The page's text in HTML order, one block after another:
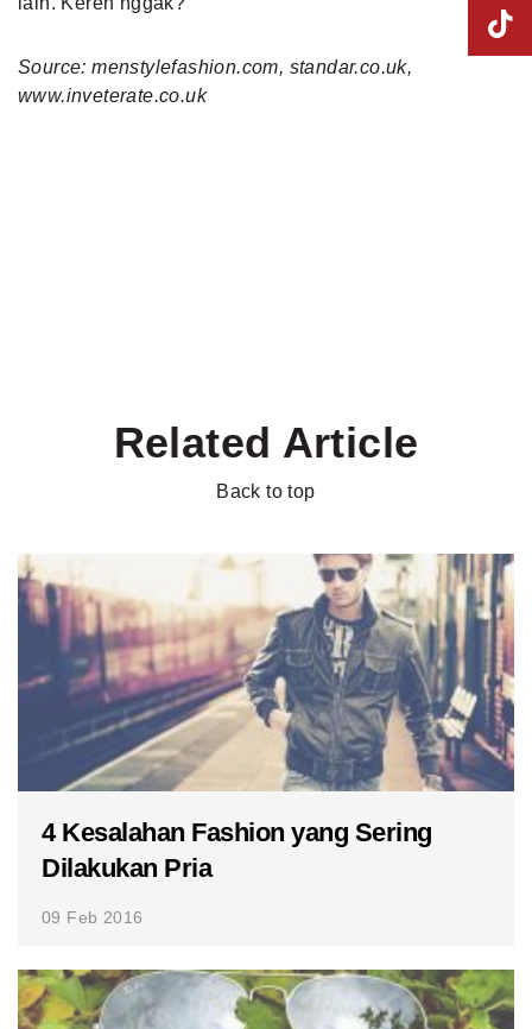
Source: menstylefashion.com, standar.co.uk,
www.inveterate.co.uk
Related Article
Back to top
4 Kesalahan Fashion yang Sering
Dilakukan Pria
09 Feb 2016